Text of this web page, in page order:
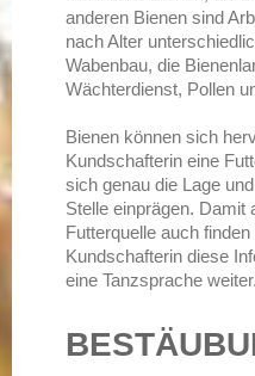
anderen Bienen sind
nach Alter
Wabenbau, die
Wächterdienst, Pollen
Bienen können sich
Kundschafterin eine
sich genau die Lage
Stelle einprägen. Damit
Futterquelle auch
Kundschafterin diese
eine Tanzsprache weiter.